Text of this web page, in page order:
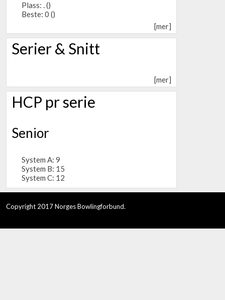
Plass: . ()
Beste: 0 ()
[mer]
Serier & Snitt
[mer]
HCP pr serie
Senior
System A: 9
System B: 15
System C: 12
Copyright 2017 Norges Bowlingforbund.